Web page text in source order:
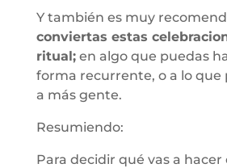
Y también es muy
conviertas estas
ritual;en algo que puedas
forma recurrente, o a lo que
a más gente.
Resumiendo:
Para decidir qué vas a hacer